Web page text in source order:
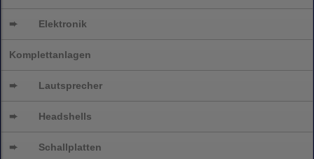
➨ Elektronik
Komplettanlagen
➨ Lautsprecher
➨ Headshells
➨ Schallplatten